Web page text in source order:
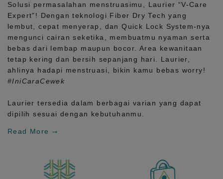
Solusi permasalahan menstruasimu, Laurier “V-Care
Expert”! Dengan teknologi Fiber Dry Tech yang
lembut, cepat menyerap, danQuick Lock System-nya
mengunci cairan seketika, membuatmu nyaman serta
bebas dari lembap maupun bocor. Area kewanitaan
tetap kering dan bersih sepanjang hari.
Laurier,
ahlinya hadapi menstruasi, bikin kamu bebas worry!
#IniCaraCewek
Laurier tersedia dalam berbagai varian yang dapat
dipilih sesuai dengan kebutuhanmu.
Read More